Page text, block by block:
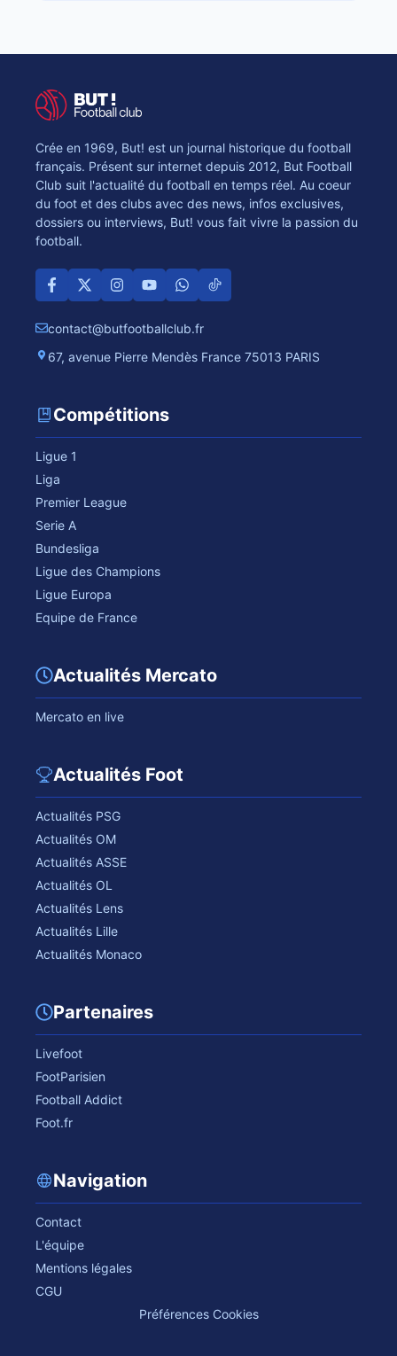
Crée en 1969, But! est un journal historique du football
français. Présent sur internet depuis 2012, But Football
Club suit l'actualité du football en temps réel. Au coeur
du foot et des clubs avec des news, infos exclusives,
dossiers ou interviews, But! vous fait vivre la passion du
football.
contact@butfootballclub.fr
67, avenue Pierre Mendès France 75013 PARIS
Compétitions
Ligue 1
Liga
Premier League
Serie A
Bundesliga
Ligue des Champions
Ligue Europa
Equipe de France
Actualités Mercato
Mercato en live
Actualités Foot
Actualités PSG
Actualités OM
Actualités ASSE
Actualités OL
Actualités Lens
Actualités Lille
Actualités Monaco
Partenaires
Livefoot
FootParisien
Football Addict
Foot.fr
Navigation
Contact
L'équipe
Mentions légales
CGU
Préférences Cookies